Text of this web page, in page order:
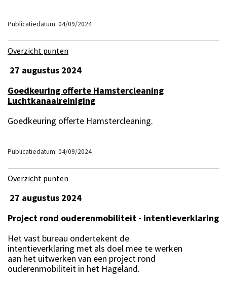
Publicatiedatum: 04/09/2024
Overzicht punten
27 augustus 2024
Goedkeuring offerte Hamstercleaning
Luchtkanaalreiniging
Goedkeuring offerte Hamstercleaning.
Publicatiedatum: 04/09/2024
Overzicht punten
27 augustus 2024
Project rond ouderenmobiliteit - intentieverklaring
Het vast bureau ondertekent de
intentieverklaring met als doel mee te werken
aan het uitwerken van een project rond
ouderenmobiliteit in het Hageland.